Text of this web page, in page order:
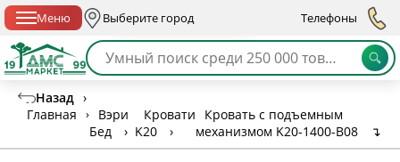
Меню Выберите город Телефоны
Назад ›
Главная
›
Вэри
Бед
›
Кровати
K20
›
Кровать с подъемным
механизмом K20-1400-B08
↴